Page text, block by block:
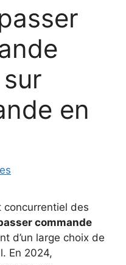
en
concurrentiel des
commande
d’un large choix de
En 2024,